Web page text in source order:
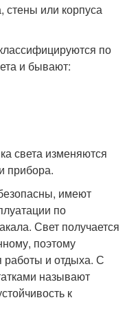
стены или корпуса
по
и бывают:
света изменяются
прибора.
имеют
по
Свет получается
поэтому
работы и отдыха. С
называют
к